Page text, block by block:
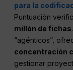
para la
Puntuación
millón de fichas
“agénticos”,
concentración
gestionar